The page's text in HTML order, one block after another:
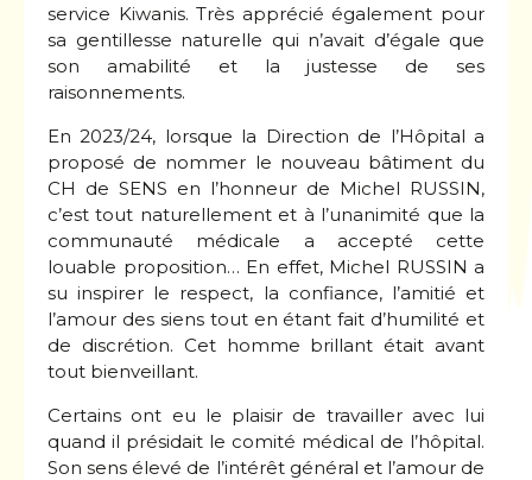
service Kiwanis. Très apprécié également pour
sa gentillesse naturelle qui n’avait d’égale que
son amabilité et la justesse de ses
raisonnements.
En 2023/24, lorsque la Direction de l’Hôpital a
proposé de nommer le nouveau bâtiment du
CH de SENS en l’honneur de Michel RUSSIN,
c’est tout naturellement et à l’unanimité que la
communauté médicale a accepté cette
louable proposition… En effet, Michel RUSSIN a
su inspirer le respect, la confiance, l’amitié et
l’amour des siens tout en étant fait d’humilité et
de discrétion. Cet homme brillant était avant
tout bienveillant.
Certains ont eu le plaisir de travailler avec lui
quand il présidait le comité médical de l’hôpital.
Son sens élevé de l’intérêt général et l’amour de